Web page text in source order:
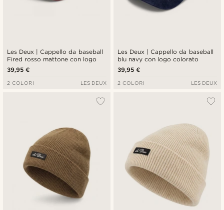
Les Deux | Cappello da baseball
Fired rosso mattone con logo
39,95 €
2 COLORI LES DEUX
Les Deux | Cappello da baseball
blu navy con logo colorato
39,95 €
2 COLORI LES DEUX